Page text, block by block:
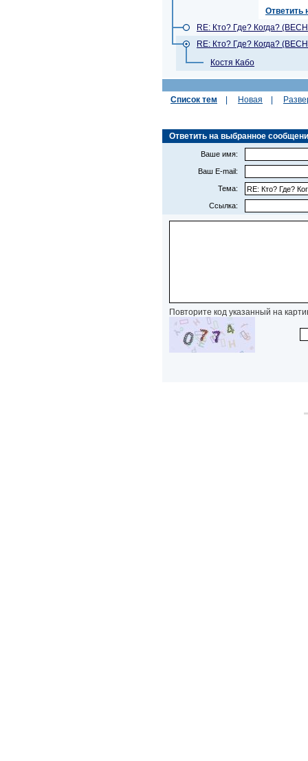
Ответить
RE: Кто? Где? Когда?
RE: Кто? Где? Когда?
Костя Кабо
Список тем Новая
Ответить на выбранное
Ваше имя:
Ваш E-mail:
Тема:
Ссылка:
Повторите код указанный на